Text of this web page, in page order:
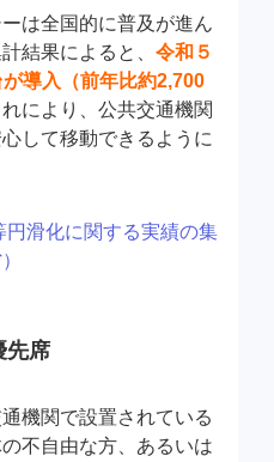
は全国的に普及が進ん
結果によると、 令和５
導入（前年比約2,700
れにより、公共交通機関
して移動できるように
円滑化に関する実績の集
先席
機関で設置されている
不自由な方、あるいは